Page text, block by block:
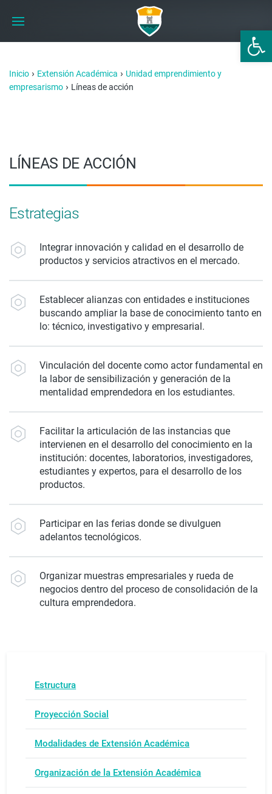
Abrir
Inicio › Extensión Académica › Unidad emprendimiento y
empresarismo › Líneas de acción
LÍNEAS DE ACCIÓN
Estrategias
Integrar innovación y calidad en el desarrollo de
productos y servicios atractivos en el mercado.
Establecer alianzas con entidades e instituciones
buscando ampliar la base de conocimiento tanto en
lo: técnico, investigativo y empresarial.
Vinculación del docente como actor fundamental en
la labor de sensibilización y generación de la
mentalidad emprendedora en los estudiantes.
Facilitar la articulación de las instancias que
intervienen en el desarrollo del conocimiento en la
institución: docentes, laboratorios, investigadores,
estudiantes y expertos, para el desarrollo de los
productos.
Participar en las ferias donde se divulguen
adelantos tecnológicos.
Organizar muestras empresariales y rueda de
negocios dentro del proceso de consolidación de la
cultura emprendedora.
Estructura
Proyección Social
Modalidades de Extensión Académica
Organización de la Extensión Académica